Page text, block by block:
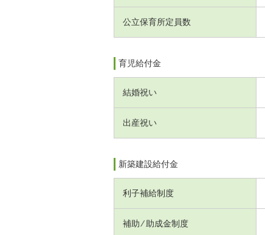
公立保育所定員数
育児給付金
結婚祝い
出産祝い
新築建設給付金
利子補給制度
補助 ⁄ 助成金制度